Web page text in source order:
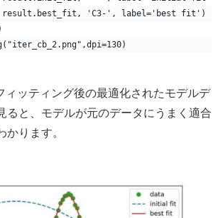
result.best_fit, 'C3-', label='best fit')
ィッティング後の最適化されたモデルデ
ると、モデルが元のデータにうまく適合
かります。